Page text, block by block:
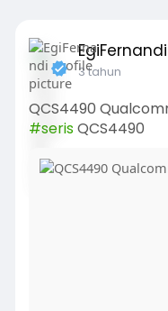
EgiFernandi
3 tahun
QCS4490
#serisQCS4490